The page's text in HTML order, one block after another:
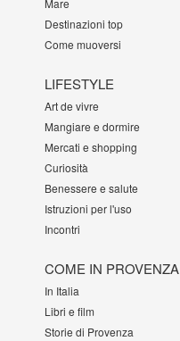
Mare
Destinazioni top
Come muoversi
LIFESTYLE
Art de vivre
Mangiare e dormire
Mercati e shopping
Curiosità
Benessere e salute
Istruzioni per l'uso
Incontri
COME IN PROVENZA
In Italia
Libri e film
Storie di Provenza